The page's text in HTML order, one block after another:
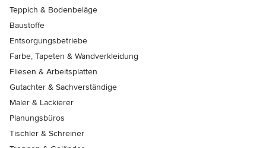
Teppich & Bodenbeläge
Baustoffe
Entsorgungsbetriebe
Farbe, Tapeten & Wandverkleidung
Fliesen & Arbeitsplatten
Gutachter & Sachverständige
Maler & Lackierer
Planungsbüros
Tischler & Schreiner